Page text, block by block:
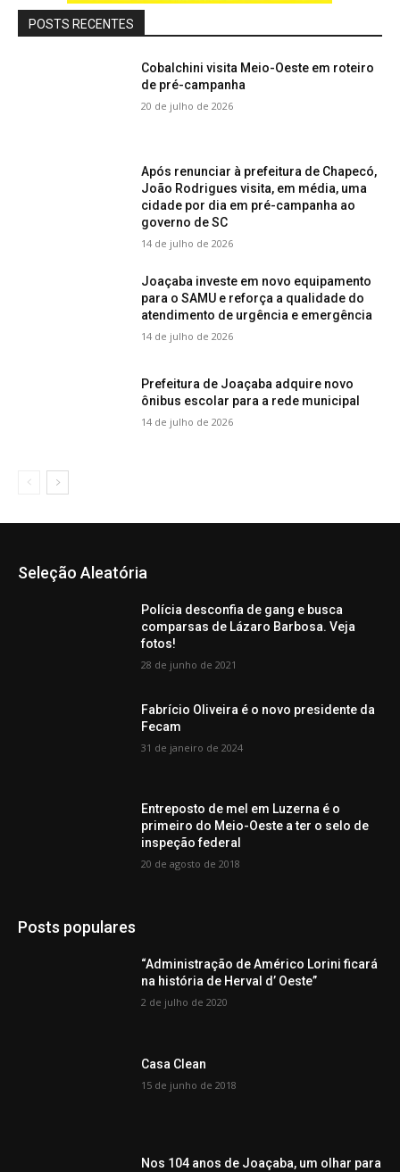
POSTS RECENTES
Cobalchini visita Meio-Oeste em roteiro
de pré-campanha
20 de julho de 2026
Após renunciar à prefeitura de Chapecó,
João Rodrigues visita, em média, uma
cidade por dia em pré-campanha ao
governo de SC
14 de julho de 2026
Joaçaba investe em novo equipamento
para o SAMU e reforça a qualidade do
atendimento de urgência e emergência
14 de julho de 2026
Prefeitura de Joaçaba adquire novo
ônibus escolar para a rede municipal
14 de julho de 2026
Seleção Aleatória
Polícia desconfia de gang e busca
comparsas de Lázaro Barbosa. Veja
fotos!
28 de junho de 2021
Fabrício Oliveira é o novo presidente da
Fecam
31 de janeiro de 2024
Entreposto de mel em Luzerna é o
primeiro do Meio-Oeste a ter o selo de
inspeção federal
20 de agosto de 2018
Posts populares
“Administração de Américo Lorini ficará
na história de Herval d’ Oeste”
2 de julho de 2020
Casa Clean
15 de junho de 2018
Nos 104 anos de Joaçaba, um olhar para